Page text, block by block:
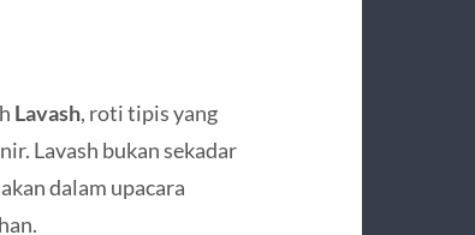
Lavash, roti tipis yang
Lavash bukan sekadar
dalam upacara